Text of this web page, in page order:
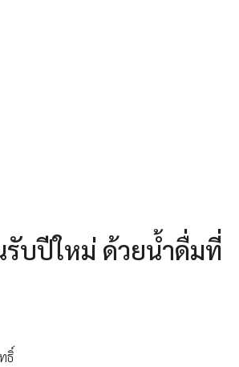
รับปีใหม่ ด้วยน้ำดื่มที่
ธิ์